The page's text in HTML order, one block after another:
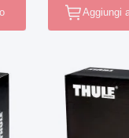
Aggiungi